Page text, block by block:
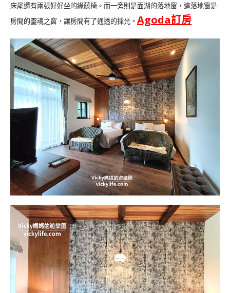
床尾還有兩張好好坐的綠藤椅。而一旁則是面湖的落地窗，這落地窗是
房間的靈魂之窗，讓房間有了通透的採光。 Agoda訂房